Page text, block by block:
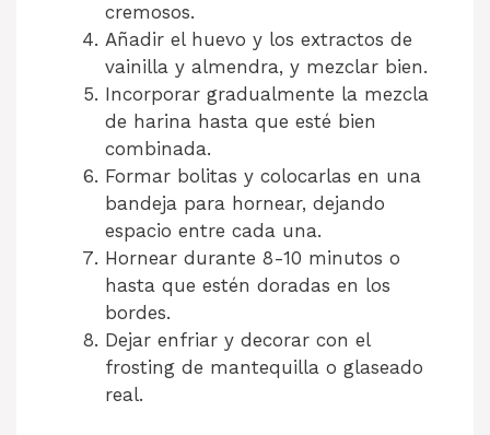
cremosos.
Añadir el huevo y los extractos de
vainilla y almendra, y mezclar bien.
Incorporar gradualmente la mezcla
de harina hasta que esté bien
combinada.
Formar bolitas y colocarlas en una
bandeja para hornear, dejando
espacio entre cada una.
Hornear durante 8-10 minutos o
hasta que estén doradas en los
bordes.
Dejar enfriar y decorar con el
frosting de mantequilla o glaseado
real.